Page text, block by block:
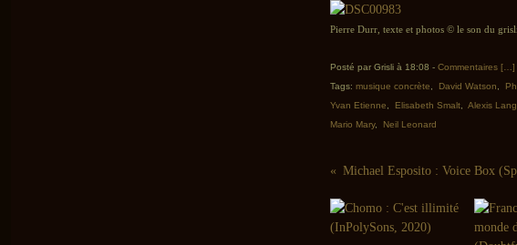
Pierre Durr, texte et photos © le son du grisli
Posté par Grisli à 18:08 - Commentaires [ ]
Tags: musique concrète David Watson
Yvan Etienne
Elisabeth Smalt Alexis
Mario Mary, Neil Leonard